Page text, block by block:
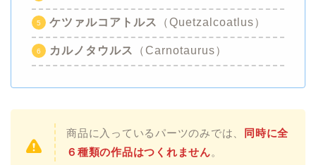
ケツァルコアトルス （Quetzalcoatlus）
カルノタウルス （Carnotaurus）
商品に入っているパーツのみでは、
同時に全
６種類の作品はつくれません。